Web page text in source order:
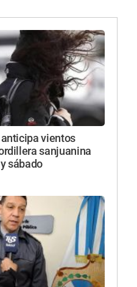
vientos
sanjuanina
sábado